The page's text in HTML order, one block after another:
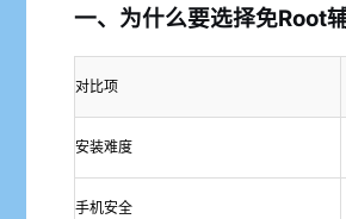
一、为什么要选择免Root辅
对比项
安装难度
手机安全